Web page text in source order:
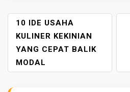
P
O
S
T
N
A
10 IDE USAHA
KULINER KEKINIAN
YANG CEPAT BALIK
MODAL